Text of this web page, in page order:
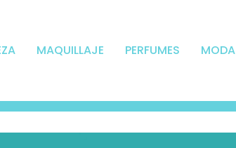
MAQUILLAJE PERFUMES MODA